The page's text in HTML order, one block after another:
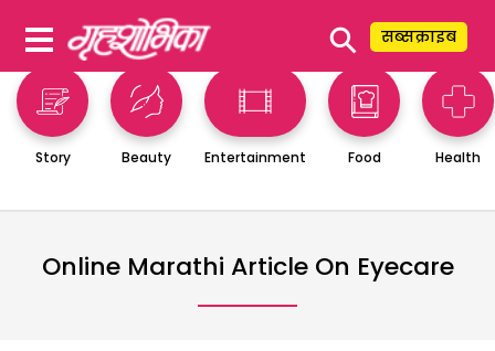
⚲ सब्सक्राइब
Story Beauty Entertainment Food Health
Online Marathi Article On Eyecare